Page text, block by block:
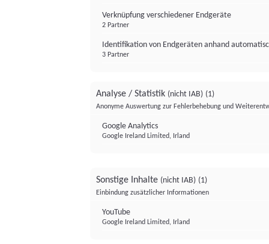
Verknüpfung verschiedener Endgeräte
2 Partner
Identifikation von Endgeräten anhand
3 Partner
Analyse / Statistik (nicht IAB) (1)
Anonyme Auswertung zur Fehlerbehebung und
Google Analytics
Google Ireland Limited, Irland
Sonstige Inhalte (nicht IAB) (1)
Einbindung zusätzlicher Informationen
YouTube
Google Ireland Limited, Irland